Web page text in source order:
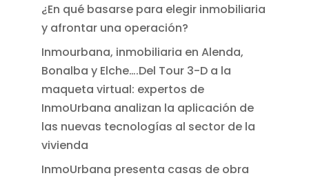
¿En qué basarse para elegir inmobiliaria
y afrontar una operación?
Inmourbana, inmobiliaria en Alenda,
Bonalba y Elche….Del Tour 3-D a la
maqueta virtual: expertos de
InmoUrbana analizan la aplicación de
las nuevas tecnologías al sector de la
vivienda
InmoUrbana presenta casas de obra